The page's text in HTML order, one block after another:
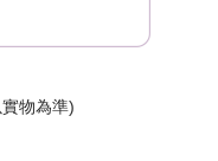
物為準)